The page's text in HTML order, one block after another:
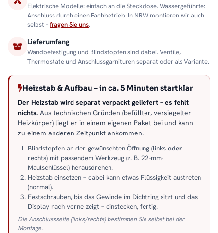
Elektrische Modelle: einfach an die Steckdose. Wassergeführte:
Anschluss durch einen Fachbetrieb. In NRW montieren wir auch
selbst –fragen Sie uns.
Lieferumfang
Wandbefestigung und Blindstopfen sind dabei. Ventile,
Thermostate und Anschlussgarnituren separat oder als Variante.
Heizstab & Aufbau – in ca. 5 Minuten startklar
Der Heizstab wird separat verpackt geliefert – es fehlt
nichts. Aus technischen Gründen (befüllter, versiegelter
Heizkörper) liegt er in einem eigenen Paket bei und kann
zu einem anderen Zeitpunkt ankommen.
Blindstopfen an der gewünschten Öffnung (links oder
rechts) mit passendem Werkzeug (z. B. 22-mm-
Maulschlüssel) herausdrehen.
Heizstab einsetzen – dabei kann etwas Flüssigkeit austreten
(normal).
Festschrauben, bis das Gewinde im Dichtring sitzt und das
Display nach vorne zeigt – einstecken, fertig.
Die Anschlussseite (links/rechts) bestimmen Sie selbst bei der
Montage.